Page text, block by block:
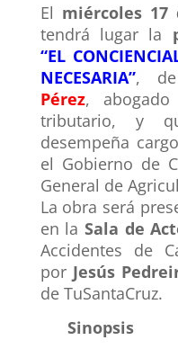
El miércoles 17
tendrá lugar la
“EL
NECESARIA”,
Pérez,
tributario, y
desempeña
el Gobierno de
General de
La obra será
en la Sala de
Accidentes de
por Jesús
de TuSantaCruz.
Sinopsis